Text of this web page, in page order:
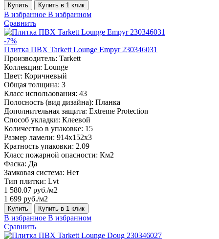
Купить Купить в 1 клик
В избранное В избранном
Сравнить
-7%
Плитка ПВХ Tarkett Lounge Empyr 230346031
Производитель: Tarkett
Коллекция: Lounge
Цвет: Коричневый
Общая толщина: 3
Класс использования: 43
Полосность (вид дизайна): Планка
Дополнительная защита: Extreme Protection
Способ укладки: Клеевой
Количество в упаковке: 15
Размер ламели: 914x152x3
Кратность упаковки: 2.09
Класс пожарной опасности: Км2
Фаска: Да
Замковая система: Нет
Тип плитки: Lvt
1 580.07 руб./м2
1 699 руб./м2
Купить Купить в 1 клик
В избранное В избранном
Сравнить